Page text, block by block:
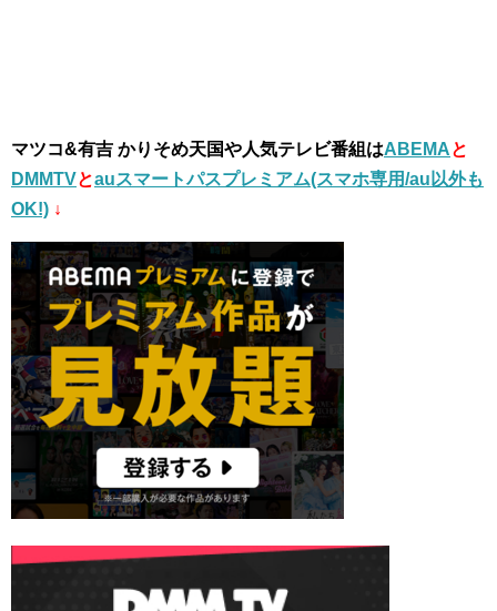
マツコ&有吉 かりそめ天国や人気テレビ番組はABEMAと
DMMTVとauスマートパスプレミアム(スマホ専用/au以外も
OK!) ↓